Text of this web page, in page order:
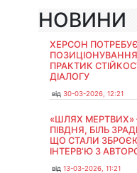
НОВИНИ
ХЕРСОН
ПРАКТИК
ДІАЛОГУ
від 30-03-2026, 12:21
«ШЛЯХ
ПІВДНЯ, БІЛЬ
ЩО СТАЛИ
ІНТЕРВ'Ю З
від 13-03-2026, 11:21